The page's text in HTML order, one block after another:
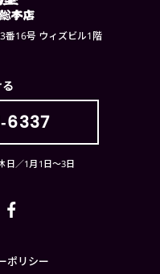
番16号 ウィズビル1階
6337
／1月1日〜3日
ポリシー